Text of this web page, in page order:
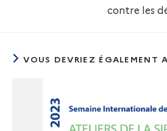
contre les
VOUS DEVRIEZ ÉGALEMENT